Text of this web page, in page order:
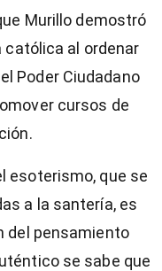
Murillo demostró
católica al ordenar
Poder Ciudadano
cursos de
esoterismo, que se
a la santería, es
del pensamiento
se sabe que